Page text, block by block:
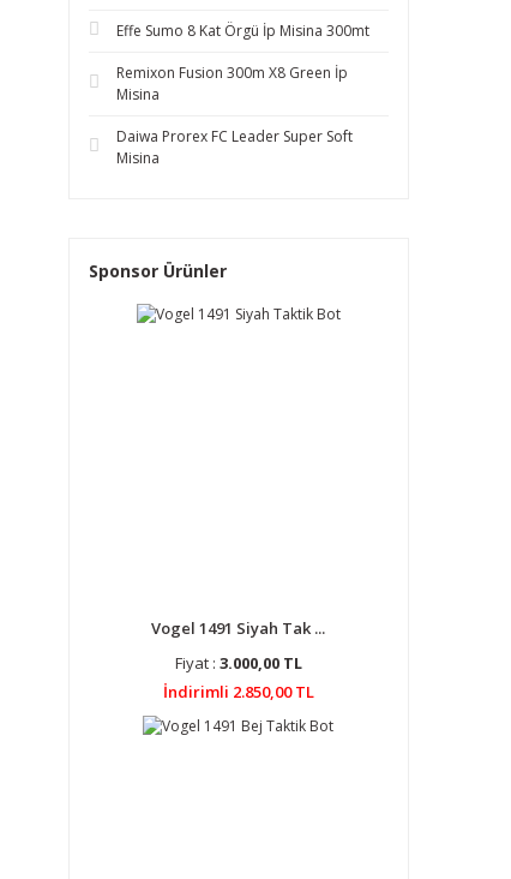
Effe Sumo 8 Kat Örgü İp Misina 300mt
Remixon Fusion 300m X8 Green İp
Misina
Daiwa Prorex FC Leader Super Soft
Misina
Sponsor Ürünler
Vogel 1491 Siyah Tak ...
Fiyat : 3.000,00 TL
İndirimli 2.850,00 TL